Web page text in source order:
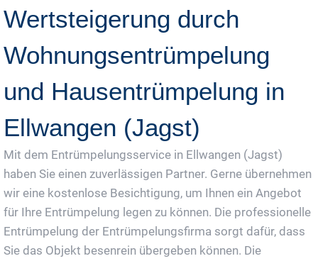
Wertsteigerung durch
Wohnungsentrümpelung
und Hausentrümpelung in
Ellwangen (Jagst)
Mit dem Entrümpelungsservice in Ellwangen (Jagst)
haben Sie einen zuverlässigen Partner. Gerne übernehmen
wir eine kostenlose Besichtigung, um Ihnen ein Angebot
für Ihre Entrümpelung legen zu können. Die professionelle
Entrümpelung der Entrümpelungsfirma sorgt dafür, dass
Sie das Objekt besenrein übergeben können. Die